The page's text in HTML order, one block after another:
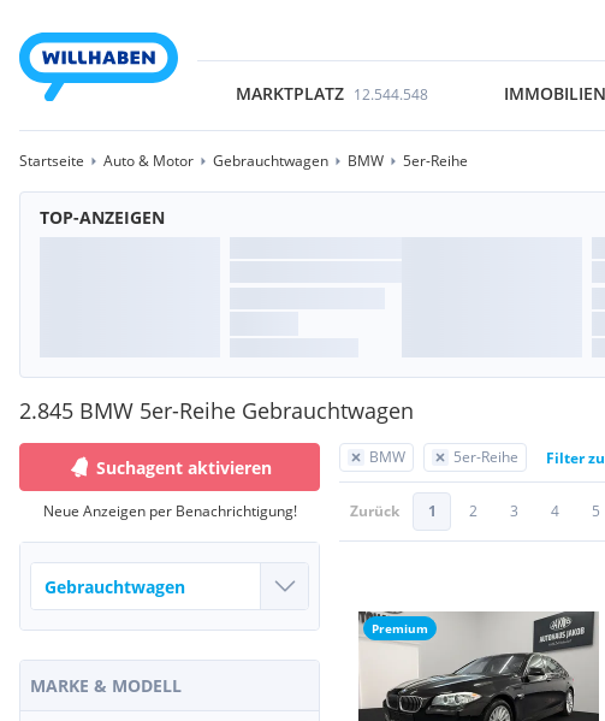
MARKTPLATZ 12.544.548 IMMOBILIEN
Startseite Auto & Motor Gebrauchtwagen BMW 5er-Reihe
TOP-ANZEIGEN
2.845 BMW 5er-Reihe Gebrauchtwagen
BMW 5er-Reihe Filter
Zurück 1 2 3 4 5
Premium
Suchagent aktivieren
Neue Anzeigen per Benachrichtigung!
MARKE & MODELL